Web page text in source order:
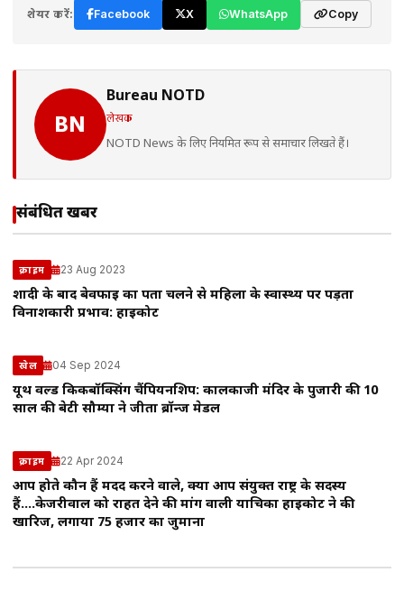
शेयर करें: Facebook X WhatsApp Copy
BN
Bureau NOTD
लेखक
NOTD News के लिए नियमित रूप से समाचार लिखते हैं।
संबंधित खबरें
क्राइम 23 Aug 2023
शादी के बाद बेवफाई का पता चलने से महिला के स्वास्थ्य पर पड़ता
विनाशकारी प्रभाव: हाईकोर्ट
खेल 04 Sep 2024
यूथ वर्ल्ड किकबॉक्सिंग चैंपियनशिप: कालकाजी मंदिर के पुजारी की 10
साल की बेटी सौम्या ने जीता ब्रॉन्ज मेडल
क्राइम 22 Apr 2024
आप होते कौन हैं मदद करने वाले, क्या आप संयुक्त राष्ट्र के सदस्य
हैं….केजरीवाल को राहत देने की मांग वाली याचिका हाईकोर्ट ने की
खारिज, लगाया 75 हजार का जुर्माना